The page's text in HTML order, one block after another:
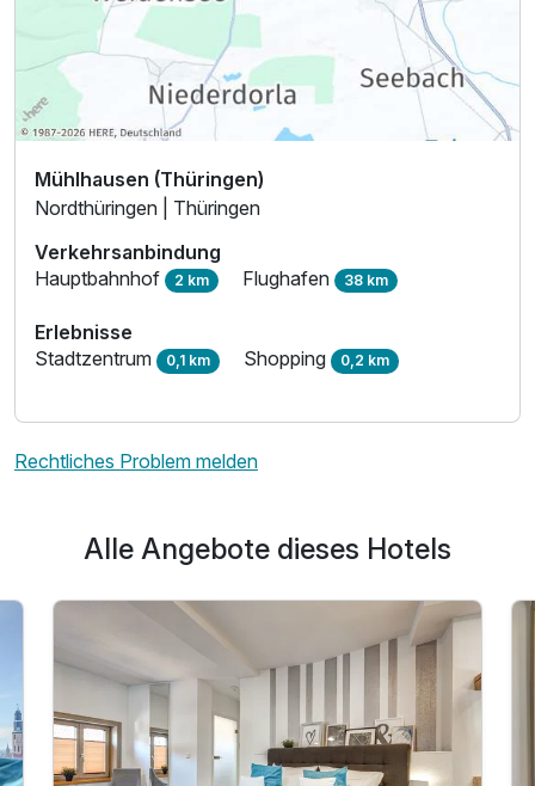
Mühlhausen (Thüringen)
Nordthüringen | Thüringen
Verkehrsanbindung
Hauptbahnhof 2 km Flughafen 38 km
Erlebnisse
Stadtzentrum 0,1 km Shopping 0,2 km
Rechtliches Problem melden
Alle Angebote dieses Hotels